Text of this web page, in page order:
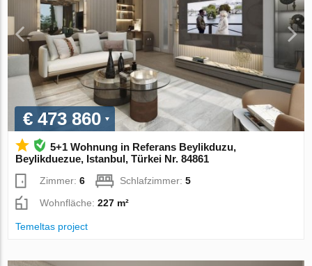
€ 473 860
5+1 Wohnung in Referans Beylikduzu,
Beylikduezue, Istanbul, Türkei Nr. 84861
Zimmer:6 Schlafzimmer:5
Wohnfläche:227 m²
Temeltas project